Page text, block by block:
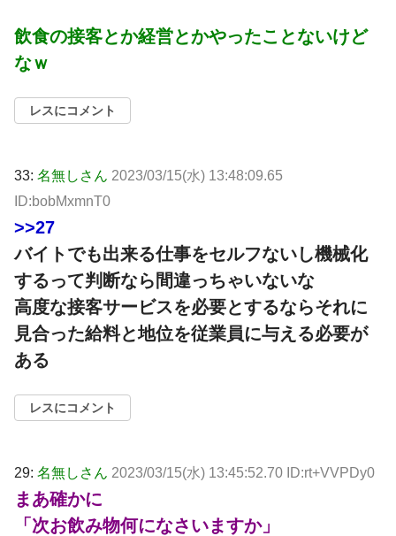
飲食の接客とか経営とかやったことないけど
なｗ
レスにコメント
33: 名無しさん 2023/03/15(水) 13:48:09.65
ID:bobMxmnT0
>>27
バイトでも出来る仕事をセルフないし機械化
するって判断なら間違っちゃいないな
高度な接客サービスを必要とするならそれに
見合った給料と地位を従業員に与える必要が
ある
レスにコメント
29: 名無しさん 2023/03/15(水) 13:45:52.70 ID:rt+VVPDy0
まあ確かに
「次お飲み物何になさいますか」